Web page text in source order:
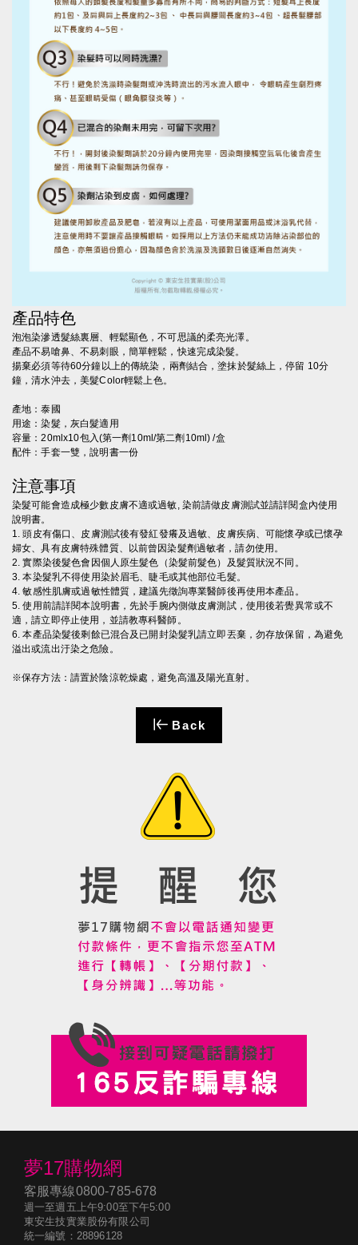
產品特色
泡泡染滲透髮絲裏層、輕鬆顯色，不可思議的柔亮光澤。
產品不易嗆鼻、不易刺眼，簡單輕鬆，快速完成染髮。
揚棄必須等待60分鐘以上的傳統染，兩劑結合，塗抹於髮絲上，停留 10分
鐘，清水沖去，美髮Color輕鬆上色。
產地：泰國
用途：染髮，灰白髮適用
容量：20mlx10包入(第一劑10ml/第二劑10ml) /盒
配件：手套一雙，說明書一份
注意事項
染髮可能會造成極少數皮膚不適或過敏, 染前請做皮膚測試並請詳閱盒內使用
說明書。
1. 頭皮有傷口、皮膚測試後有發紅發癢及過敏、皮膚疾病、可能懷孕或已懷孕
婦女、具有皮膚特殊體質、以前曾因染髮劑過敏者，請勿使用。
2. 實際染後髮色會因個人原生髮色（染髮前髮色）及髮質狀況不同。
3. 本染髮乳不得使用染於眉毛、睫毛或其他部位毛髮。
4. 敏感性肌膚或過敏性體質，建議先徵詢專業醫師後再使用本產品。
5. 使用前請詳閱本說明書，先於手腕內側做皮膚測試，使用後若覺異常或不
適，請立即停止使用，並請教專科醫師。
6. 本產品染髮後剩餘已混合及已開封染髮乳請立即丟棄，勿存放保留，為避免
溢出或流出汙染之危險。
※保存方法：請置於陰涼乾燥處，避免高溫及陽光直射。
Back
夢17購物網
客服專線0800-785-678
週一至週五上午9:00至下午5:00
東安生技實業股份有限公司
統一編號：28896128